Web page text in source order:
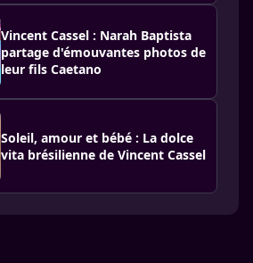
Vincent Cassel : Narah Baptista
partage d'émouvantes photos de
leur fils Caetano
Soleil, amour et bébé : La dolce
vita brésilienne de Vincent Cassel